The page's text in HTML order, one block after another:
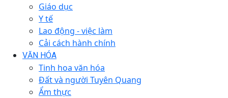
Giáo dục
Y tế
Lao động - việc làm
Cải cách hành chính
VĂN HÓA
Tinh hoa văn hóa
Đất và người Tuyên Quang
Ẩm thực